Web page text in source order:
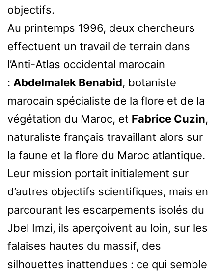
objectifs.
Au printemps 1996, deux chercheurs
effectuent un travail de terrain dans
l’Anti-Atlas occidental marocain
: Abdelmalek Benabid, botaniste
marocain spécialiste de la flore et de la
végétation du Maroc, et Fabrice Cuzin,
naturaliste français travaillant alors sur
la faune et la flore du Maroc atlantique.
Leur mission portait initialement sur
d’autres objectifs scientifiques, mais en
parcourant les escarpements isolés du
Jbel Imzi, ils aperçoivent au loin, sur les
falaises hautes du massif, des
silhouettes inattendues : ce qui semble